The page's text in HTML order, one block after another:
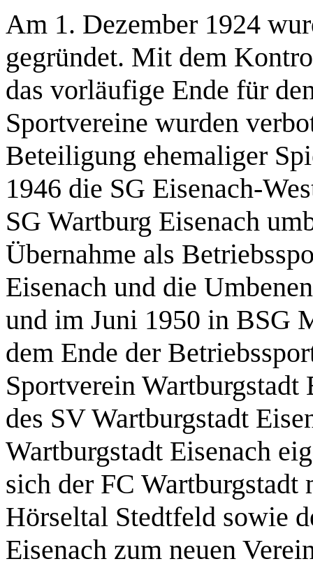
Am 1. Dezember 1924
gegründet. Mit dem
das vorläufige Ende für
Sportvereine wurden
Beteiligung ehemaliger
1946 die SG Eisenach-
SG Wartburg Eisenach
Übernahme als
Eisenach und die
und im Juni 1950 in BSG
dem Ende der
Sportverein
des SV Wartburgstadt
Wartburgstadt Eisenach
sich der FC Wartburgstadt
Hörseltal Stedtfeld sowie
Eisenach zum neuen